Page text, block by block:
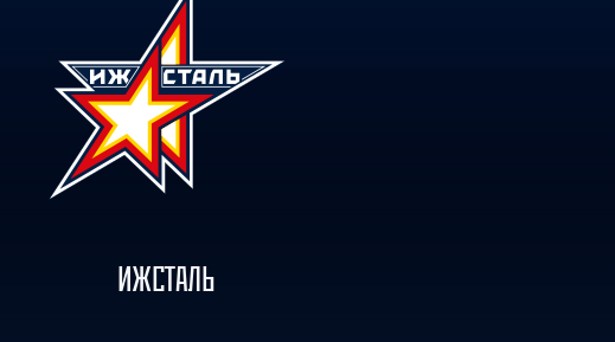
ИЖСТАЛЬ